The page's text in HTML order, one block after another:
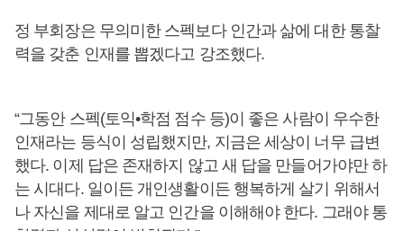
정 부회장은 무의미한 스펙보다 인간과 삶에 대한 통찰
력을 갖춘 인재를 뽑겠다고 강조했다.
“그동안 스펙(토익•학점 점수 등)이 좋은 사람이 우수한
인재라는 등식이 성립했지만, 지금은 세상이 너무 급변
했다. 이제 답은 존재하지 않고 새 답을 만들어가야만 하
는 시대다. 일이든 개인생활이든 행복하게 살기 위해서
나 자신을 제대로 알고 인간을 이해해야 한다. 그래야 통